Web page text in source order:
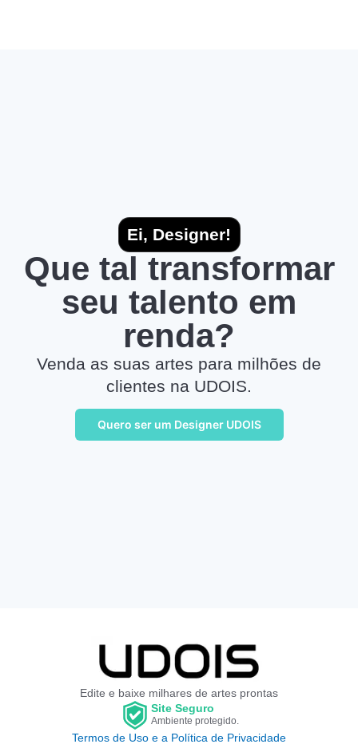
Ei, Designer!
Que tal transformar
seu talento em
renda?
Venda as suas artes para milhões de
clientes na UDOIS.
Quero ser um Designer UDOIS
Edite e baixe milhares de artes prontas
Site Seguro
Ambiente protegido.
Termos de Uso e a Política de Privacidade